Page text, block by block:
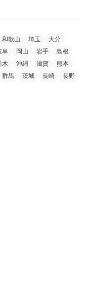
和歌山 埼玉
大分
阜 岡山 岩手
島根
木 沖縄 滋賀
熊本
群馬 茨城 長崎
長野